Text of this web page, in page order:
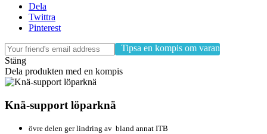
Dela
Twittra
Pinterest
Tipsa en kompis om varan
Stäng
Dela produkten med en kompis
Knä-support löparknä
övre delen ger lindring av bland annat ITB